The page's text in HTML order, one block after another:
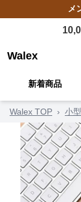
メ
Walex
新着商品
Walex TOP › 小